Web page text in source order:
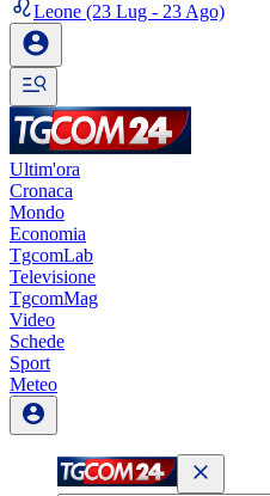
Leone (23 Lug - 23 Ago)
Ultim'ora
Cronaca
Mondo
Economia
TgcomLab
Televisione
TgcomMag
Video
Schede
Sport
Meteo